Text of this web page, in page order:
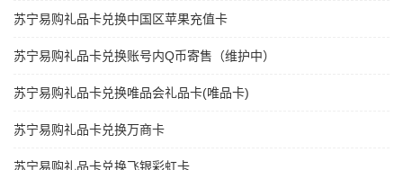
苏宁易购礼品卡兑换中国区苹果充值卡
苏宁易购礼品卡兑换账号内Q币寄售（维护中）
苏宁易购礼品卡兑换唯品会礼品卡(唯品卡)
苏宁易购礼品卡兑换万商卡
苏宁易购礼品卡兑换飞银彩虹卡